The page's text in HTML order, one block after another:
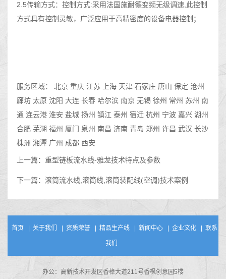
2.5传输方式：控制方式:采用法国施耐德变频无级调速,此控制
方式具有控制灵敏，广泛应用于高精密度的设备电器控制；
服务区域： 北京 重庆 江苏 上海 天津 石家庄 唐山 保定 沧州
廊坊 太原 沈阳 大连 长春 哈尔滨 南京 无锡 徐州 常州 苏州 南
通 连云港 淮安 盐城 扬州 镇江 泰州 宿迁 杭州 宁波 嘉兴 湖州
合肥 芜湖 福州 厦门 泉州 南昌 济南 青岛 郑州 许昌 武汉 长沙
株洲 湘潭 广州 成都 西安
上一篇： 重型链板流水线-雅龙技术特点及参数
下一篇： 滚筒流水线,滚筒线,滚筒装配线(空调)技术案例
首页 关于我们 资质荣誉 精品生产线 新闻中心 企业文化 联系
我们
办公：高新技术开发区香樟大道211号香枫创意园5楼